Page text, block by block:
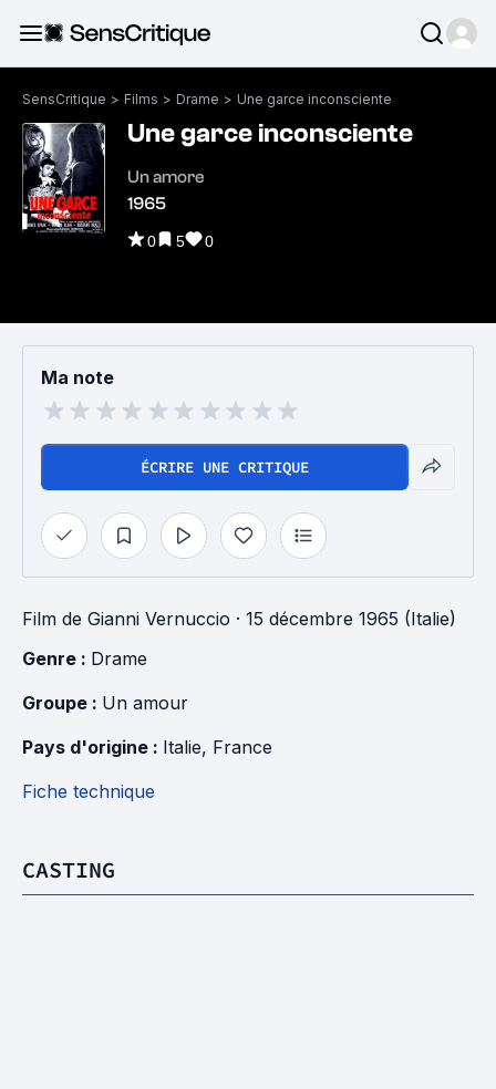
SensCritique > Films > Drame > Une garce inconsciente
Une garce inconsciente
Un amore
1965
0 5 0
Ma note
ÉCRIRE UNE CRITIQUE
Film de Gianni Vernuccio · 15 décembre 1965 (Italie)
Genre : Drame
Groupe : Un amour
Pays d'origine : Italie, France
Fiche technique
CASTING